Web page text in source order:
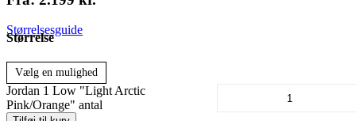
Størrelsesguide
Størrelse
Vælg en mulighed
Jordan 1 Low "Light Arctic
Pink/Orange" antal